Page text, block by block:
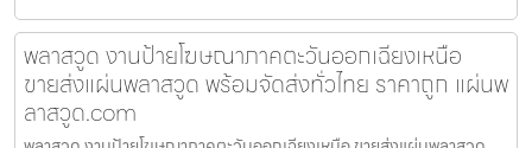
พลาสวูด งานป้ายโฆษณาภาคตะวันออกเฉียงเหนือ
ขายส่งแผ่นพลาสวูด พร้อมจัดส่งทั่วไทย ราคาถูก แผ่นพ
ลาสวูด.com